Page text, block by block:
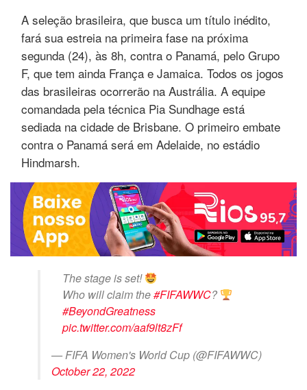
A seleção brasileira, que busca um título inédito,
fará sua estreia na primeira fase na próxima
segunda (24), às 8h, contra o Panamá, pelo Grupo
F, que tem ainda França e Jamaica. Todos os jogos
das brasileiras ocorrerão na Austrália. A equipe
comandada pela técnica Pia Sundhage está
sediada na cidade de Brisbane. O primeiro embate
contra o Panamá será em Adelaide, no estádio
Hindmarsh.
The stage is set!
Who will claim the#FIFAWWC?
#BeyondGreatness
pic.twitter.com/aaf9lt8zFf
— FIFA Women's World Cup (@FIFAWWC)
October 22, 2022